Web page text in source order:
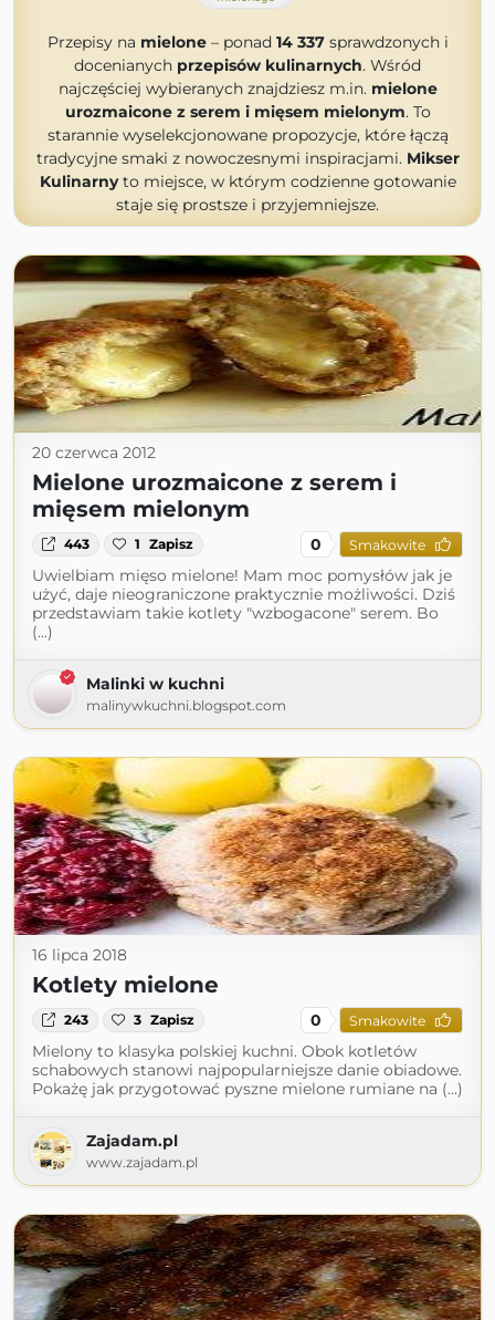
Przepisy na mielone– ponad 14 337sprawdzonych i
docenianych przepisów kulinarnych. Wśród
najczęściej wybieranych znajdziesz m.in. mielone
urozmaicone z serem i mięsem mielonym. To
starannie wyselekcjonowane propozycje, które łączą
tradycyjne smaki z nowoczesnymi inspiracjami. Mikser
Kulinarnyto miejsce, w którym codzienne gotowanie
staje się prostsze i przyjemniejsze.
20 czerwca 2012
Mielone urozmaicone z serem i
mięsem mielonym
443 1 Zapisz 0 Smakowite
Uwielbiam mięso mielone! Mam moc pomysłów jak je
użyć, daje nieograniczone praktycznie możliwości. Dziś
przedstawiam takie kotlety "wzbogacone" serem. Bo
(...)
Malinki w kuchni
malinywkuchni.blogspot.com
16 lipca 2018
Kotlety mielone
243 3 Zapisz 0 Smakowite
Mielony to klasyka polskiej kuchni. Obok kotletów
schabowych stanowi najpopularniejsze danie obiadowe.
Pokażę jak przygotować pyszne mielone rumiane na (...)
Zajadam.pl
www.zajadam.pl